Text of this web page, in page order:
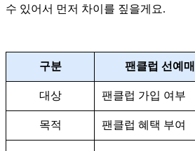
수 있어서 먼저 차이를 짚을게요.
구분 팬클럽 선예매
대상 팬클럽 가입 여부
목적 팬클럽 혜택 부여